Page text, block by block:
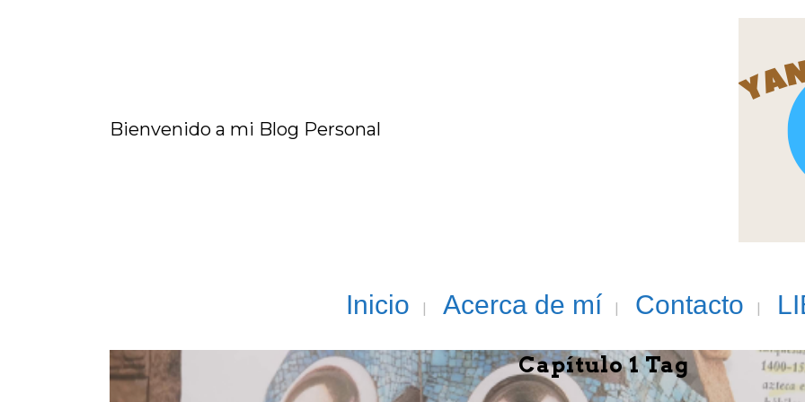
Bienvenido a mi Blog Personal
Inicio Acerca de mí Contacto
Capítulo 1 Tag